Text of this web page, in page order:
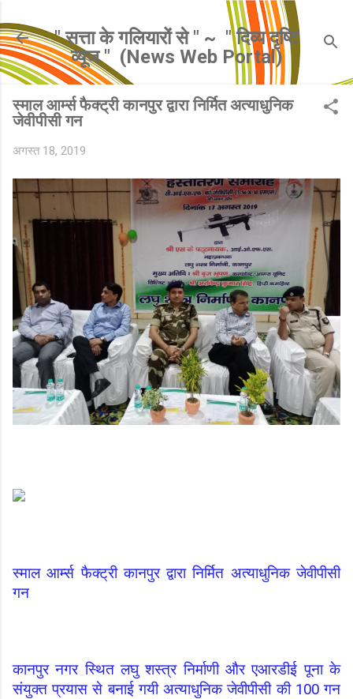
सीधे मुख्य सामग्री पर जाएं
" सत्ता के गलियारों से " ~ ​ " दिव्य दृष्टि
व्यूज " ​ (News Web Portal)
स्माल आर्म्स फैक्ट्री कानपुर द्वारा निर्मित अत्याधुनिक
जेवीपीसी गन
अगस्त 18, 2019
स्माल आर्म्स फैक्ट्री कानपुर द्वारा निर्मित अत्याधुनिक जेवीपीसी
गन
कानपुर नगर स्थित लघु शस्त्र निर्माणी और एआरडीई पूना के
संयुक्त प्रयास से बनाई गयी अत्याधुनिक जेवीपीसी की 100 गन